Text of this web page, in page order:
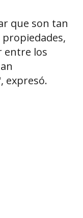
que son tan
entre los
expresó.